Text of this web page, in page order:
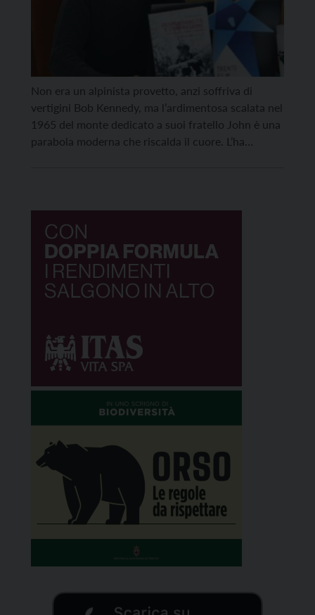
Non era un alpinista provetto, anzi soffriva di
vertigini Bob Kennedy, ma l’ardimentosa scalata nel
1965 del monte dedicato a suoi fratello John è una
parabola moderna che riscalda il cuore. L’ha
americano assassinato a 42 […]